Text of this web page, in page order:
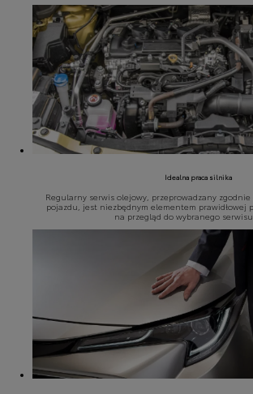
Idealna praca silnika
Regularny serwis olejowy, przeprowadzany
pojazdu, jest niezbędnym elementem prawidłowej
na przegląd do wybranego serwisu